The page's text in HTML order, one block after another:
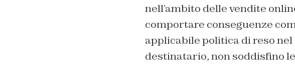
nell’ambito delle vendite
comportare conseguenze
applicabile politica di reso
destinatario, non soddisfino